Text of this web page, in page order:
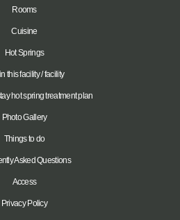
Rooms
Cuisine
Hot Springs
this facility / facility
hot spring treatment plan
Photo Gallery
Things to do
Asked Questions
Access
Privacy Policy